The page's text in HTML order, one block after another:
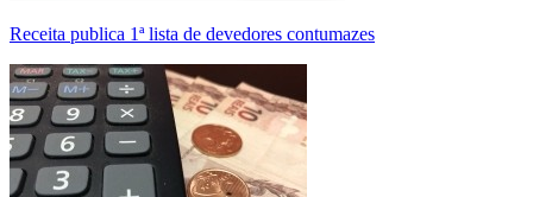
Receita publica 1ª lista de devedores contumazes